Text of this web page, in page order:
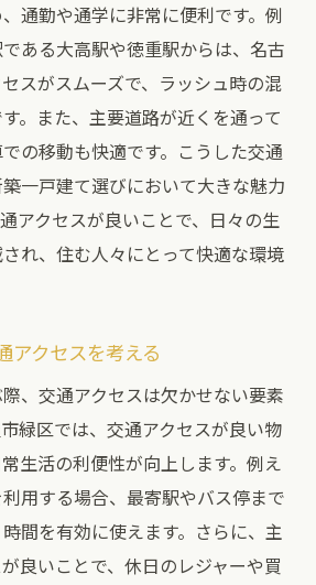
通勤や通学に非常に便利です。例
ある大高駅や徳重駅からは、名古
スがスムーズで、ラッシュ時の混
。また、主要道路が近くを通って
の移動も快適です。こうした交通
一戸建て選びにおいて大きな魅力
アクセスが良いことで、日々の生
れ、住む人々にとって快適な環境
アクセスを考える
、交通アクセスは欠かせない要素
緑区では、交通アクセスが良い物
生活の利便性が向上します。例え
用する場合、最寄駅やバス停まで
間を有効に使えます。さらに、主
良いことで、休日のレジャーや買